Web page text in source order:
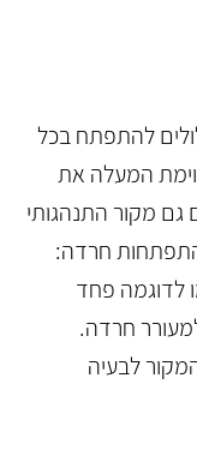
להתפתח בכל
המעלה את
גם מקור התנהגותי
חרדה:
לדוגמה פחד
חרדה.
לבעיה